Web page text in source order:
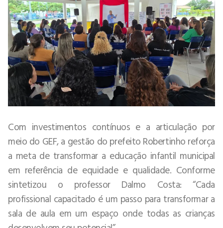
Com investimentos contínuos e a articulação por
meio do GEF, a gestão do prefeito Robertinho reforça
a meta de transformar a educação infantil municipal
em referência de equidade e qualidade. Conforme
sintetizou o professor Dalmo Costa: “Cada
profissional capacitado é um passo para transformar a
sala de aula em um espaço onde todas as crianças